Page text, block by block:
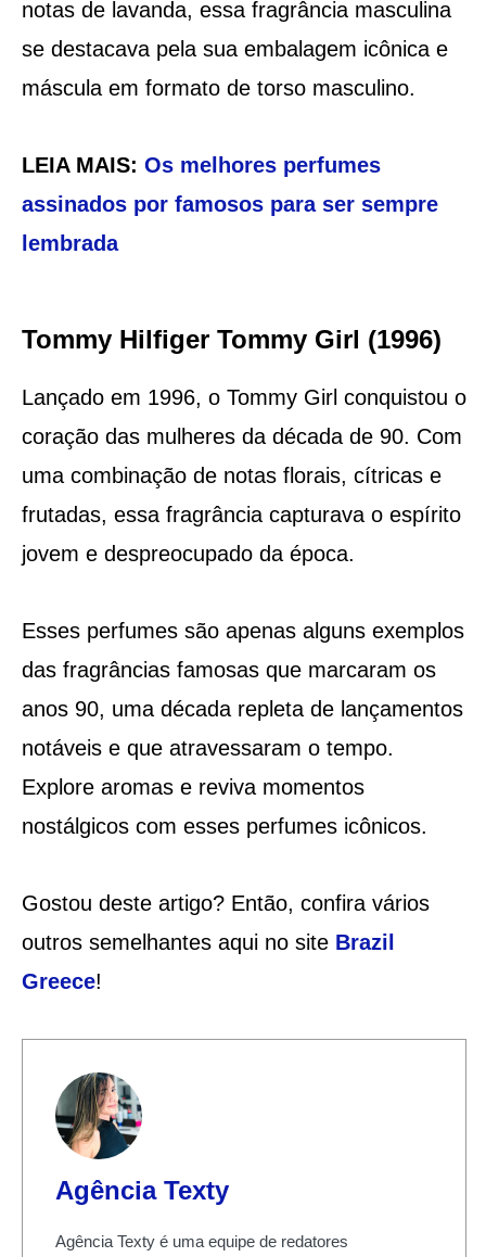
notas de lavanda, essa fragrância masculina
se destacava pela sua embalagem icônica e
máscula em formato de torso masculino.
LEIA MAIS: Os melhores perfumes
assinados por famosos para ser sempre
lembrada
Tommy Hilfiger Tommy Girl (1996)
Lançado em 1996, o Tommy Girl conquistou o
coração das mulheres da década de 90. Com
uma combinação de notas florais, cítricas e
frutadas, essa fragrância capturava o espírito
jovem e despreocupado da época.
Esses perfumes são apenas alguns exemplos
das fragrâncias famosas que marcaram os
anos 90, uma década repleta de lançamentos
notáveis e que atravessaram o tempo.
Explore aromas e reviva momentos
nostálgicos com esses perfumes icônicos.
Gostou deste artigo? Então, confira vários
outros semelhantes aqui no site Brazil
Greece!
Agência Texty
Agência Texty é uma equipe de redatores